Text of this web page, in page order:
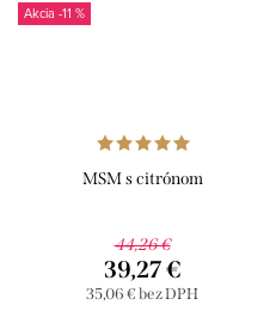
-11 %
MSM s citrónom
44,26 €
35,06 € bez DPH
39,27 €